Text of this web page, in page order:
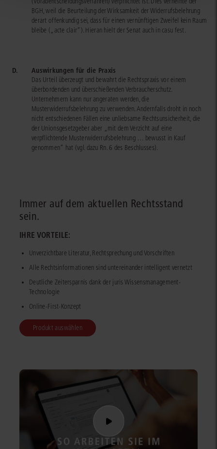
BGH, weil die Beurteilung der Wirksamkeit der Widerrufsbelehrung
derart offenkundig sei, dass für einen vernünftigen Zweifel kein Raum
bleibe („acte clair“). Hieran hielt der Senat auch in casu fest.
D. Auswirkungen für die Praxis
Das Urteil überzeugt und bewahrt die Rechtspraxis vor einem
überbordenden und überschießenden Verbraucherschutz.
Unternehmern kann nur angeraten werden, die
Musterwiderrufsbelehrung zu verwenden. Andernfalls droht in noch
nicht entschiedenen Fällen eine unliebsame Rechtsunsicherheit, die
der Unionsgesetzgeber aber „mit dem Verzicht auf eine
verpflichtende Musterwiderrufsbelehrung … bewusst in Kauf
genommen“ hat (vgl. dazu Rn. 6 des Beschlusses).
Immer auf dem aktuellen Rechtsstand
sein.
IHRE VORTEILE:
Unverzichtbare Literatur, Rechtsprechung und Vorschriften
Alle Rechtsinformationen sind untereinander intelligent vernetzt
Deutliche Zeitersparnis dank der juris Wissensmanagement-
Technologie
Online-First-Konzept
Produkt auswählen